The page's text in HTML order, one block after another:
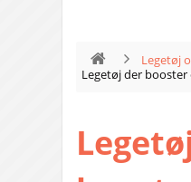
Legetøj
Legetøj der